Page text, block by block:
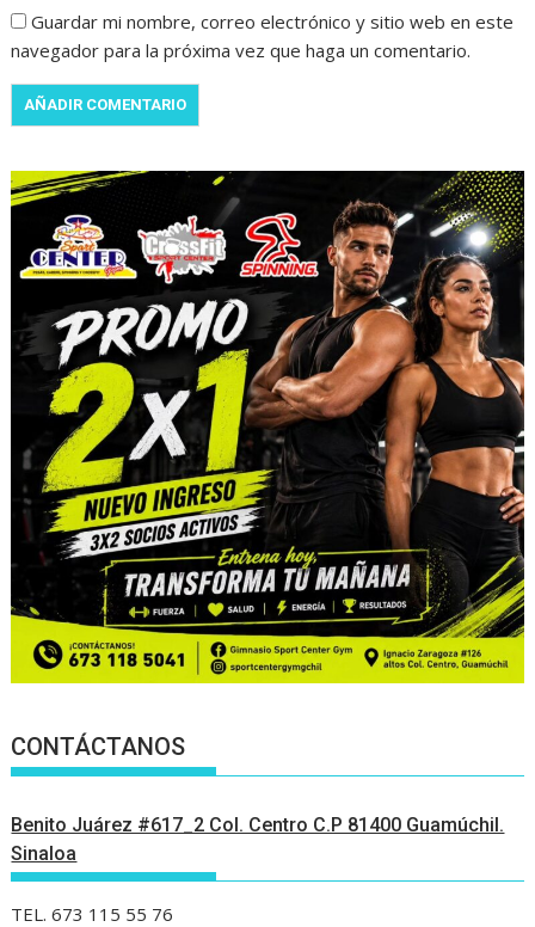
Guardar mi nombre, correo electrónico y sitio web en este
navegador para la próxima vez que haga un comentario.
CONTÁCTANOS
Benito Juárez #617_2 Col. Centro C.P 81400 Guamúchil.
Sinaloa
TEL. 673 115 55 76